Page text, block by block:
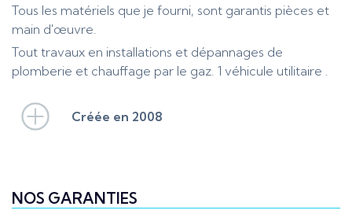
Tous les matériels que je fourni, sont garantis pièces et
main d'œuvre.
Tout travaux en installations et dépannages de
plomberie et chauffage par le gaz. 1 véhicule utilitaire .
Créée en 2008
NOS GARANTIES